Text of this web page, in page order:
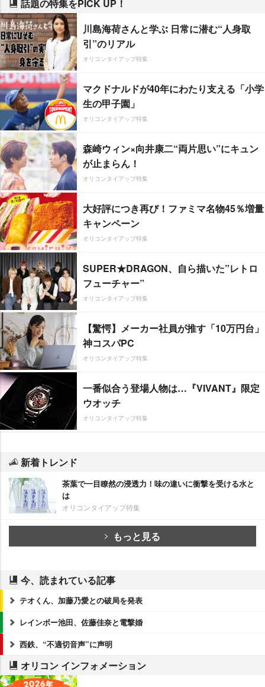
話題の特集をPICK UP！
川島海荷さんと学ぶ 日常に潜む“人身取
引”のリアル
オリコンタイアップ特集
マクドナルドが40年にわたり支える「小学
生の甲子園」
オリコンタイアップ特集
森崎ウィン×向井康二“両片思い”にキュン
が止まらん！
オリコンタイアップ特集
大好評につき再び！ファミマ名物45％増量
キャンペーン
オリコンタイアップ特集
SUPER★DRAGON、自ら描いた”レトロ
フューチャー”
オリコンタイアップ特集
【驚愕】メーカー社員が推す「10万円台」
神コスパPC
オリコンタイアップ特集
一番似合う登場人物は…『VIVANT』限定
ウオッチ
オリコンタイアップ特集
新着トレンド
茶葉で一目瞭然の浸透力！味の違いに衝撃を受ける水と
は
オリコンタイアップ特集
もっと見る
今、読まれている記事
テオくん、加藤乃愛との破局を発表
レインボー池田、佐藤佳奈と電撃婚
西鉄、“不適切音声”に声明
オリコン インフォメーション